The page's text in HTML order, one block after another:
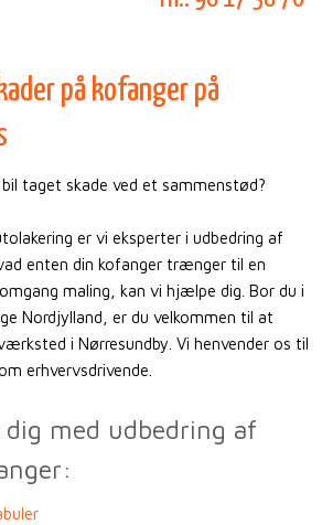
på kofanger på
taget skade ved et sammenstød?
er vi eksperter i udbedring af
enten din kofanger trænger til en
maling, kan vi hjælpe dig. Bor du i
Nordjylland, er du velkommen til at
i Nørresundby. Vi henvender os til
erhvervsdrivende.
med udbedring af